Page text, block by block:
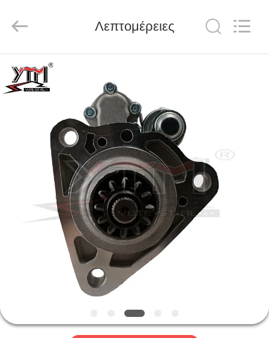
ΣΠΊΤΙ
ΠΡΟΪΌΝΤΑ
ΒΊΝΤΕΟ
ΕΜΦΆΝΙΣΗ
ΠΕΡΊΠΟΥ
ΕΡΓΟΣΤΑΣΊΩΝ
Co.,
Reserved.
Λεπτομέρειες